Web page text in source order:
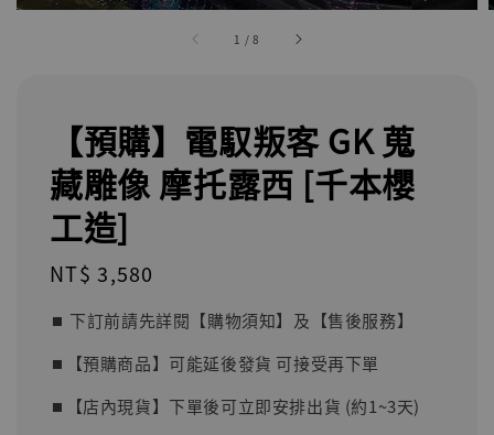
1 /8
【預購】電馭叛客 GK 蒐
藏雕像 摩托露西 [千本櫻
工造]
Regular
NT$ 3,580
⏹︎ 下訂前請先詳閱【購物須知】及【售後服務】
⏹︎【預購商品】可能延後發貨 可接受再下單
⏹︎【店內現貨】下單後可立即安排出貨 (約1~3天)